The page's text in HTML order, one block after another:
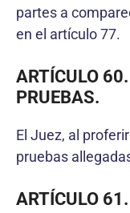
partes a
en el artículo 77.
ARTÍCULO
PRUEBAS.
El Juez, al
pruebas
ARTÍCULO